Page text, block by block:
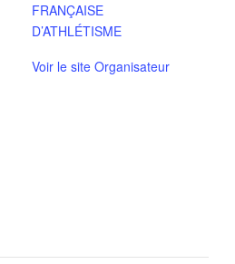
FRANÇAISE
D’ATHLÉTISME
Voir le site Organisateur